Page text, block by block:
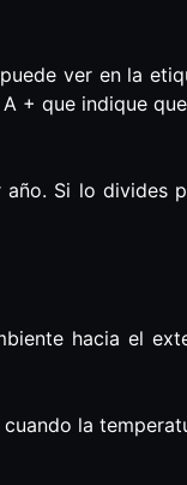
ver en la
+ que indique
Si lo divides
hacia el
la